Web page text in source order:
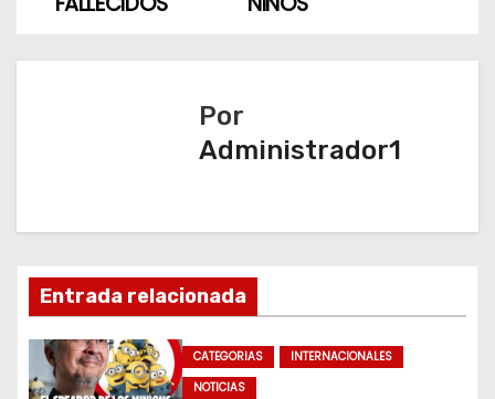
e
i
ó
n
d
Por
Administrador1
Entrada relacionada
CATEGORIAS
INTERNACIONALES
NOTICIAS